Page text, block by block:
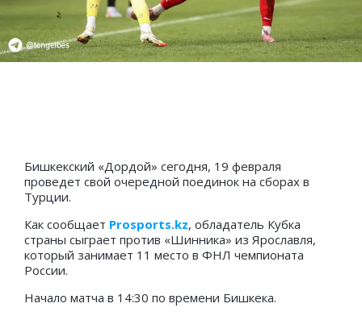
Бишкекский «Дордой» сегодня, 19 февраля
проведет свой очередной поединок на сборах в
Турции.
Как сообщает Prosports.kz, обладатель Кубка
страны сыграет против «Шинника» из Ярославля,
который занимает 11 место в ФНЛ чемпионата
России.
Начало матча в 14:30 по времени Бишкека.